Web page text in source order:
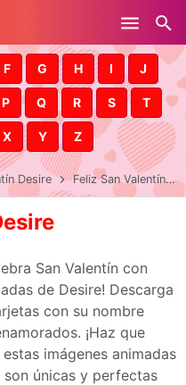
F G H I J
P Q R S T
X Y Z
Desire Feliz San Valentín Desire
San Valentín con
de Desire! Descarga
con su nombre
¡Haz que
imágenes animadas
son únicas y perfectas